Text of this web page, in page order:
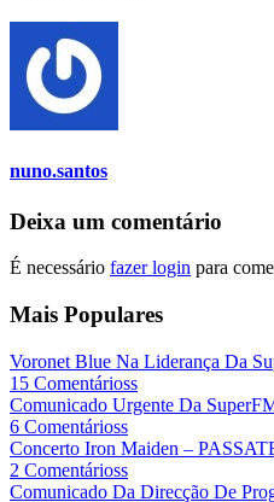
nuno.santos
Deixa um comentário
É necessário fazer login para
Mais Populares
Voronet Blue Na Liderança Da
15 Comentárioss
Comunicado Urgente Da
6 Comentárioss
Concerto Iron Maiden –
2 Comentárioss
Comunicado Da Direcção De